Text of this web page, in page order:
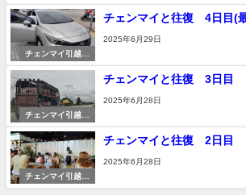
→チェンマイ
チェンマイ引越し
準備
チェンマイと往復 4日目(
2025年6月29日
チェンマイ引越し
準備
チェンマイと往復 3日目
2025年6月28日
チェンマイ引越し
準備
チェンマイと往復 2日目
2025年6月28日